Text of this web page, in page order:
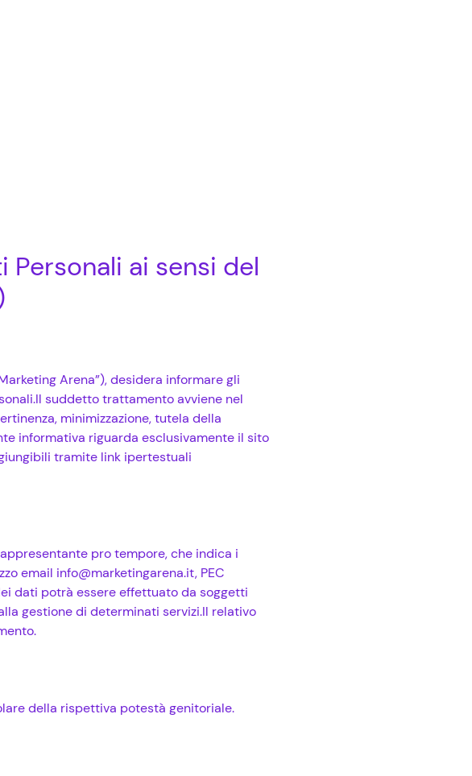
ai sensi del
Arena”), desidera informare gli
suddetto trattamento avviene nel
minimizzazione, tutela della
informativa riguarda esclusivamente il sito
tramite link ipertestuali
pro tempore, che indica i
email info@marketingarena.it, PEC
dati potrà essere effettuato da soggetti
gestione di determinati servizi.Il relativo
della rispettiva potestà genitoriale.